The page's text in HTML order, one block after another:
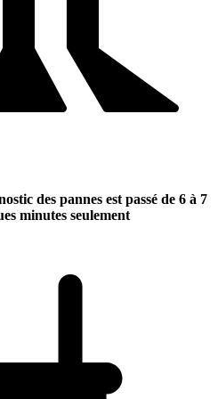
des pannes est passéde 6 à 7
minutes seulement